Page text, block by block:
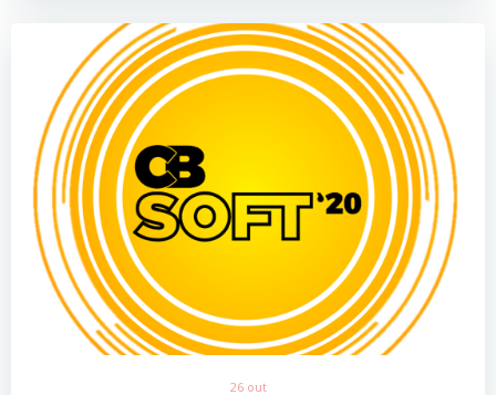
26 out